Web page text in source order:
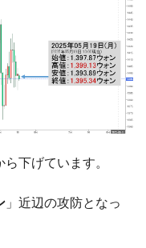
だ」
動産対策で浅薄な発
」投資に不適格な国
保有量を増やしま
たり1,214.4億ド
。李在明を支持しな
ら下げています。
」近辺の攻防となっ